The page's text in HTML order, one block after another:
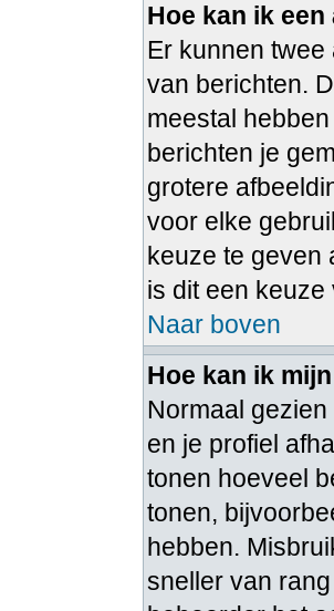
Hoe kan ik
Er kunnen
van berichten.
meestal
berichten je
grotere
voor elke
keuze te geven
is dit een
Naar boven
Hoe kan ik
Normaal
en je profiel
tonen hoeveel
tonen,
hebben.
sneller van